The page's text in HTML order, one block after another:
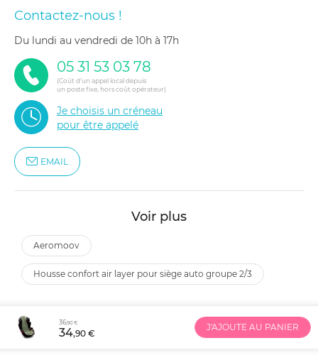
Contactez-nous !
du lundi au vendredi de 10h à 17h
05 31 53 03 78
(Coût d'un appel local depuis
un poste fixe, hors coût opérateur)
Je choisis un créneau
pour être appelé
EMAIL
Voir plus
aeromoov
housse confort air layer pour siège auto groupe 2/3
36,90 €
34,90 €
J'AJOUTE AU PANIER